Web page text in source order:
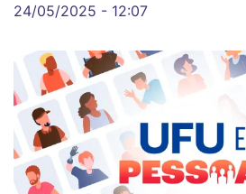
24/05/2025 - 12:07